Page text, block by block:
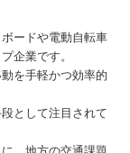
ードや電動自転車
企業です。
を手軽かつ効率的
として注目されて